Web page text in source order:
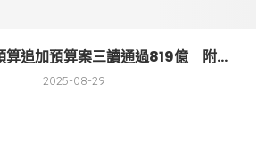
算追加預算案三讀通過819億 附...
2025-08-29